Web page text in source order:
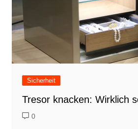
Sicherheit
Tresor knacken: Wirklich
0